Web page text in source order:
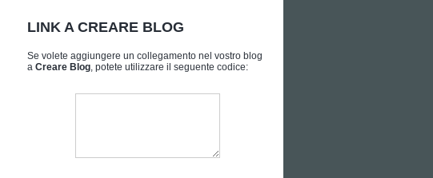
LINK A CREARE BLOG
Se volete aggiungere un collegamento nel vostro blog
a Creare Blog, potete utilizzare il seguente codice: